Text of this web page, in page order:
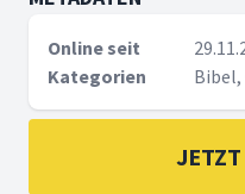
Online seit
Kategorien
Bibel,